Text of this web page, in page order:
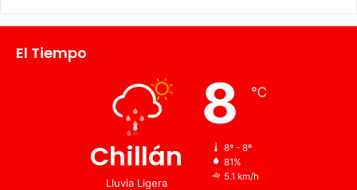
El Tiempo
Chillán
Lluvia Ligera
8 ℃
8º - 8º
81%
5.1 km/h